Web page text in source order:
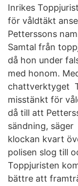
Inrikes
för våldtäkt
Petterssons
Samtal från
då hon under
med honom.
chattverktyget
misstänkt för
då till att
sändning,
klockan kvart
polisen slog till
Toppjuristen
bättre att